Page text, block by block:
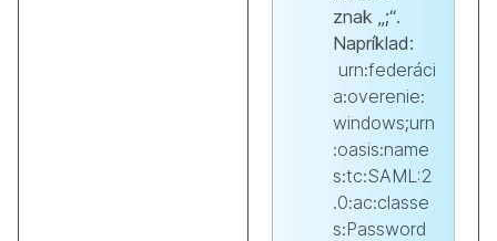
znak „;“.
Napríklad:
urn:federáci
a:overenie:
windows;urn
:oasis:name
s:tc:SAML:2
.0:ac:classe
s:Password